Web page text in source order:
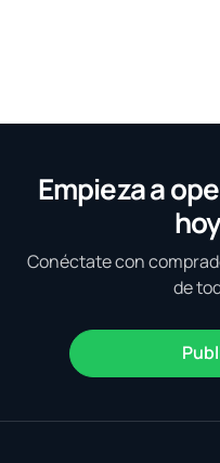
Empieza a
Conéctate con
de